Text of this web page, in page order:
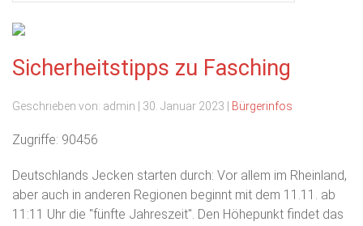
Sicherheitstipps zu Fasching
Geschrieben von: admin 30. Januar 2023 Bürgerinfos
Zugriffe: 90456
Deutschlands Jecken starten durch: Vor allem im Rheinland,
aber auch in anderen Regionen beginnt mit dem 11.11. ab
11:11 Uhr die "fünfte Jahreszeit". Den Höhepunkt findet das